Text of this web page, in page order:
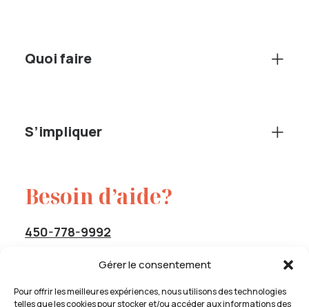
Gérer le consentement
Pour offrir les meilleures expériences, nous utilisons des technologies
telles que les cookies pour stocker et/ou accéder aux informations des
Quoi faire
S’impliquer
Besoin d’aide?
450-778-9992